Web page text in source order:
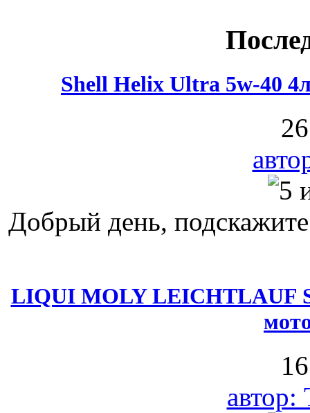
Shell Helix Ultra 5w-40
Добрый день,
LIQUI MOLY LEICHTLAUF
автор: